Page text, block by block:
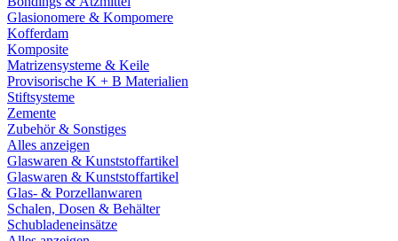
Glasionomere & Kompomere
Kofferdam
Komposite
Matrizensysteme & Keile
Provisorische K + B Materialien
Stiftsysteme
Zemente
Zubehör & Sonstiges
Alles anzeigen
Glaswaren & Kunststoffartikel
Glaswaren & Kunststoffartikel
Glas- & Porzellanwaren
Schalen, Dosen & Behälter
Schubladeneinsätze